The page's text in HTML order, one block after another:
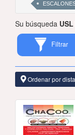
Su búsqueda USL
Filtrar
Ordenar por